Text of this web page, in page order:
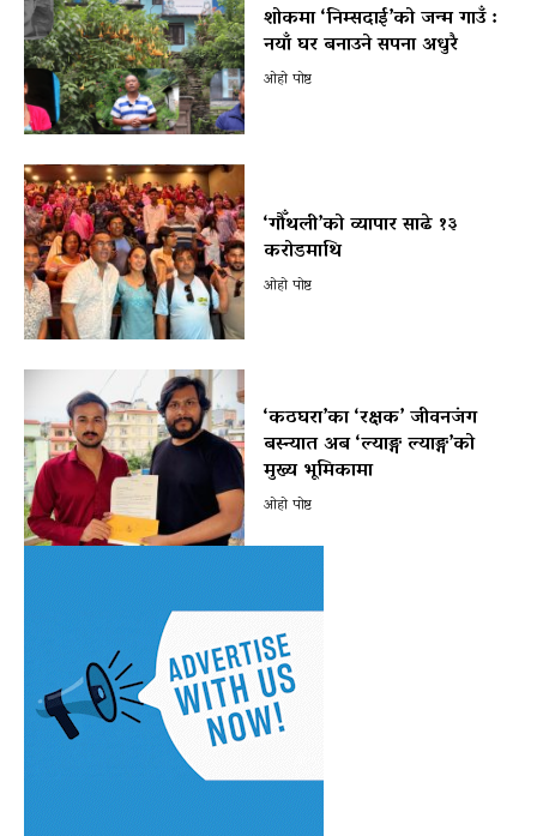
शोकमा ‘निम्सदाई’को जन्म गाउँ :
नयाँ घर बनाउने सपना अधुरै
ओहो पोष्ट
‘गौँथली’को व्यापार साढे १३
करोडमाथि
ओहो पोष्ट
‘कठघरा’का ‘रक्षक’ जीवनजंग
बस्न्यात अब ‘ल्याङ्ग ल्याङ्ग’को
मुख्य भूमिकामा
ओहो पोष्ट